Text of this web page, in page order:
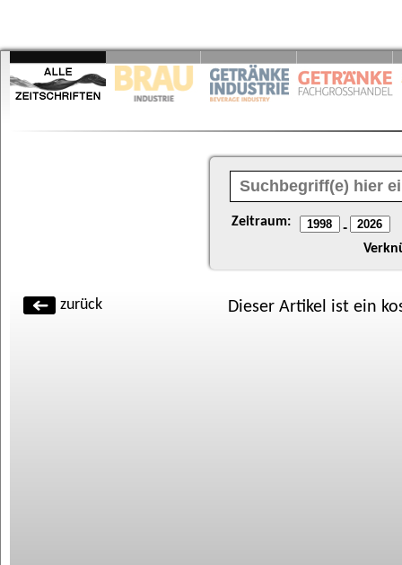
Zeitraum: -
zurück Dieser Artikel ist ein